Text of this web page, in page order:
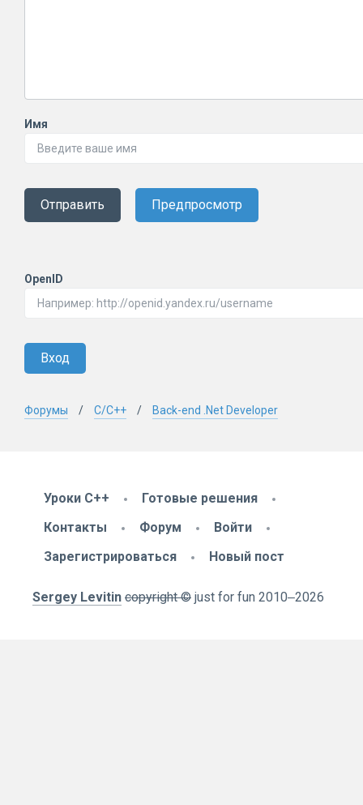
Имя
Отправить Предпросмотр
OpenID
Вход
Форумы C/C++ Back-end .Net Developer
Уроки C++
Готовые решения
Контакты
Форум
Войти
Зарегистрироваться
Новый пост
Sergey Levitin copyright © just for fun 2010‒2026